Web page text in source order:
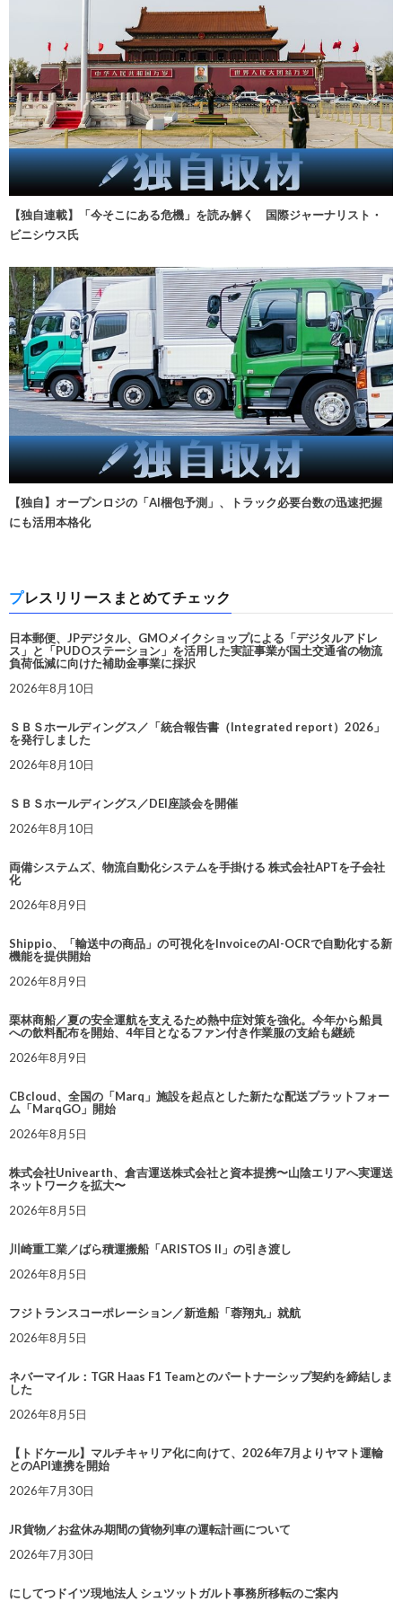
【独自連載】「今そこにある危機」を読み解く 国際ジャーナリスト・
ビニシウス氏
【独自】オープンロジの「AI梱包予測」、トラック必要台数の迅速把握
にも活用本格化
プレスリリースまとめてチェック
日本郵便、JPデジタル、GMOメイクショップによる「デジタルアドレ
ス」と「PUDOステーション」を活用した実証事業が国土交通省の物流
負荷低減に向けた補助金事業に採択
2026年8月10日
ＳＢＳホールディングス／「統合報告書（Integrated report）2026」
を発行しました
2026年8月10日
ＳＢＳホールディングス／DEI座談会を開催
2026年8月10日
両備システムズ、物流自動化システムを手掛ける 株式会社APTを子会社
化
2026年8月9日
Shippio、「輸送中の商品」の可視化をInvoiceのAI-OCRで自動化する新
機能を提供開始
2026年8月9日
栗林商船／夏の安全運航を支えるため熱中症対策を強化。今年から船員
への飲料配布を開始、4年目となるファン付き作業服の支給も継続
2026年8月9日
CBcloud、全国の「Marq」施設を起点とした新たな配送プラットフォー
ム「MarqGO」開始
2026年8月5日
株式会社Univearth、倉吉運送株式会社と資本提携〜山陰エリアへ実運送
ネットワークを拡大〜
2026年8月5日
川崎重工業／ばら積運搬船「ARISTOS II」の引き渡し
2026年8月5日
フジトランスコーポレーション／新造船「蓉翔丸」就航
2026年8月5日
ネバーマイル：TGR Haas F1 Teamとのパートナーシップ契約を締結しま
した
2026年8月5日
【トドケール】マルチキャリア化に向けて、2026年7月よりヤマト運輸
とのAPI連携を開始
2026年7月30日
JR貨物／お盆休み期間の貨物列車の運転計画について
2026年7月30日
にしてつドイツ現地法人 シュツットガルト事務所移転のご案内